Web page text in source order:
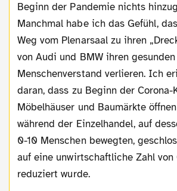
Beginn der Pandemie nichts
Manchmal habe ich das Gefühl,
Weg vom Plenarsaal zu ihren
von Audi und BMW ihren gesunden
Menschenverstand verlieren. Ich
daran, dass zu Beginn der
Möbelhäuser und Baumärkte
während der Einzelhandel, auf
0-10 Menschen bewegten,
auf eine unwirtschaftliche Zahl
reduziert wurde.